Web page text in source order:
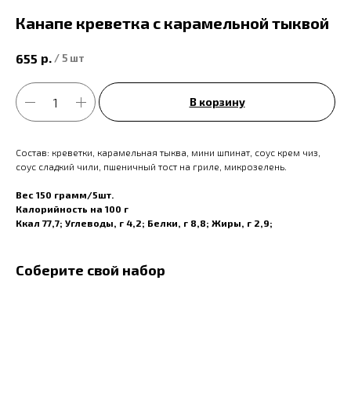
Канапе креветка с карамельной тыквой
655 р. /5 шт
В корзину
Состав: креветки, карамельная тыква, мини шпинат, соус крем чиз,
соус сладкий чили, пшеничный тост на гриле, микрозелень.
Вес 150 грамм/5шт.
Калорийность на 100 г
Ккал 77,7; Углеводы, г 4,2; Белки, г 8,8; Жиры, г 2,9;
Соберите свой набор